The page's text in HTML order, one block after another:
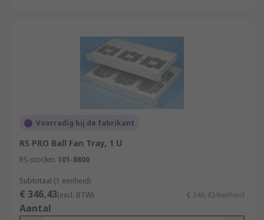
Voorradig bij de fabrikant
RS PRO Ball Fan Tray, 1 U
RS-stocknr. 101-8800
Subtotaal (1 eenheid)
€ 346,43(excl. BTW) € 346,43/eenheid
Aantal